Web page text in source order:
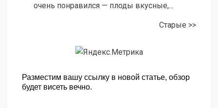
очень понравился — плоды вкусные,...
Старые >>
Разместим вашу ссылку в новой статье, обзор
будет висеть вечно.